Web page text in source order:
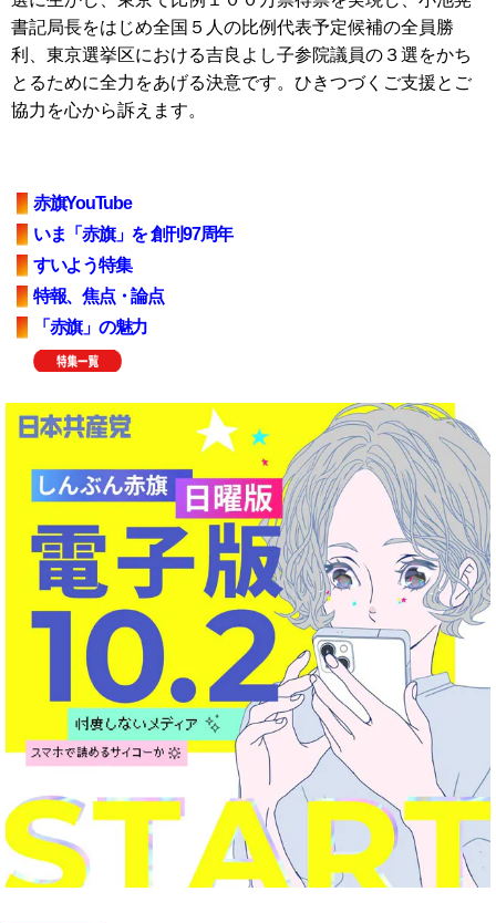
書記局長をはじめ全国５人の比例代表予定候補の全員勝
利、東京選挙区における吉良よし子参院議員の３選をかち
とるために全力をあげる決意です。ひきつづくご支援とご
協力を心から訴えます。
赤旗YouTube
いま「赤旗」を 創刊97周年
すいよう特集
特報、焦点・論点
「赤旗」の魅力